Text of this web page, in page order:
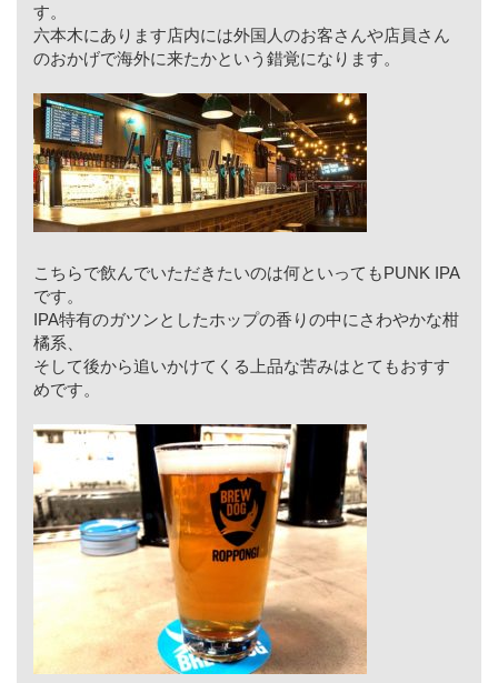
す。
六本木にあります店内には外国人のお客さんや店員さん
のおかげで海外に来たかという錯覚になります。
こちらで飲んでいただきたいのは何といってもPUNK IPA
です。
IPA特有のガツンとしたホップの香りの中にさわやかな柑
橘系、
そして後から追いかけてくる上品な苦みはとてもおすす
めです。